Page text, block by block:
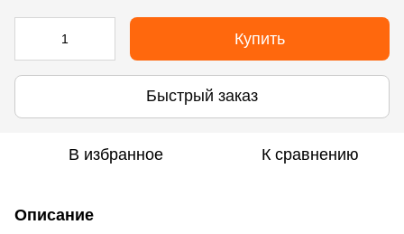
Купить
Быстрый заказ
В избранное К сравнению
Описание